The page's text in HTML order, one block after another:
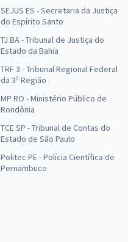
SEJUS ES - Secretaria da Justiça
do Espírito Santo
TJ BA - Tribunal de Justiça do
Estado da Bahia
TRF 3 - Tribunal Regional Federal
da 3ª Região
MP RO - Ministério Público de
Rondônia
TCE SP - Tribunal de Contas do
Estado de São Paulo
Politec PE - Polícia Científica de
Pernambuco